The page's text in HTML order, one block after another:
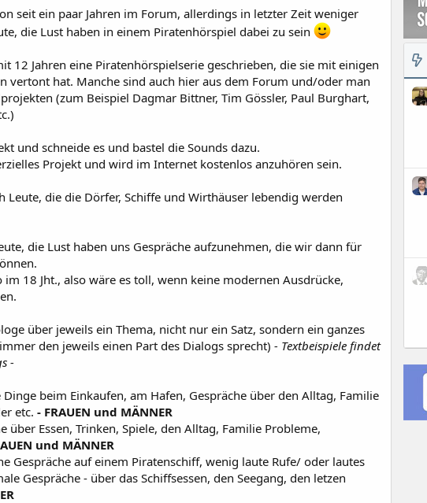
seit ein paar Jahren im Forum, allerdings in letzter Zeit weniger
die Lust haben in einem Piratenhörspiel dabei zu sein
12 Jahren eine Piratenhörspielserie geschrieben, die sie mit einigen
vertont hat. Manche sind auch hier aus dem Forum und/oder man
(zum Beispiel Dagmar Bittner, Tim Gössler, Paul Burghart,
und schneide es und bastel die Sounds dazu.
Projekt und wird im Internet kostenlos anzuhören sein.
Leute, die die Dörfer, Schiffe und Wirthäuser lebendig werden
die Lust haben uns Gespräche aufzunehmen, die wir dann für
im 18 Jht., also wäre es toll, wenn keine modernen Ausdrücke,
über jeweils ein Thema, nicht nur ein Satz, sondern ein ganzes
den jeweils einen Part des Dialogs sprecht)- Textbeispiele findet
-
beim Einkaufen, am Hafen, Gespräche über den Alltag, Familie
etc.- FRAUEN und MÄNNER
über Essen, Trinken, Spiele, den Alltag, Familie Probleme,
und MÄNNER
Gespräche auf einem Piratenschiff, wenig laute Rufe/ oder lautes
Gespräche - über das Schiffsessen, den Seegang, den letzen